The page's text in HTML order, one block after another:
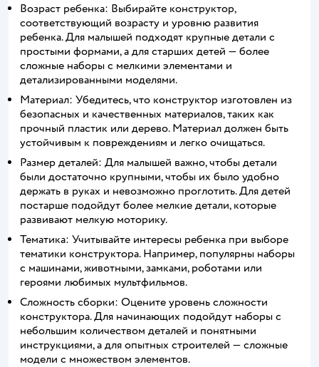
Возраст ребенка: Выбирайте конструктор,
соответствующий возрасту и уровню развития
ребенка. Для малышей подходят крупные детали с
простыми формами, а для старших детей — более
сложные наборы с мелкими элементами и
детализированными моделями.
Материал: Убедитесь, что конструктор изготовлен из
безопасных и качественных материалов, таких как
прочный пластик или дерево. Материал должен быть
устойчивым к повреждениям и легко очищаться.
Размер деталей: Для малышей важно, чтобы детали
были достаточно крупными, чтобы их было удобно
держать в руках и невозможно проглотить. Для детей
постарше подойдут более мелкие детали, которые
развивают мелкую моторику.
Тематика: Учитывайте интересы ребенка при выборе
тематики конструктора. Например, популярны наборы
с машинами, животными, замками, роботами или
героями любимых мультфильмов.
Сложность сборки: Оцените уровень сложности
конструктора. Для начинающих подойдут наборы с
небольшим количеством деталей и понятными
инструкциями, а для опытных строителей — сложные
модели с множеством элементов.